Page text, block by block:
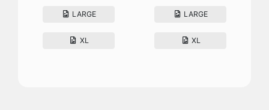
LARGE
XL
LARGE
XL